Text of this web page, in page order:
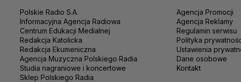
Polskie Radio S.A.
Informacyjna Agencja Radiowa
Centrum Edukacji Medialnej
Redakcja Katolicka
Redakcja Ekumeniczna
Agencja Muzyczna Polskiego Radia
Studia nagraniowe i koncertowe
Sklep Polskiego Radia
Agencja Promocji
Agencja Reklamy
Regulamin serwisu
Polityka
Ustawienia
Dane osobowe
Kontakt